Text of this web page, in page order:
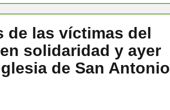
de las víctimas del
solidaridad y ayer
de San Antonio